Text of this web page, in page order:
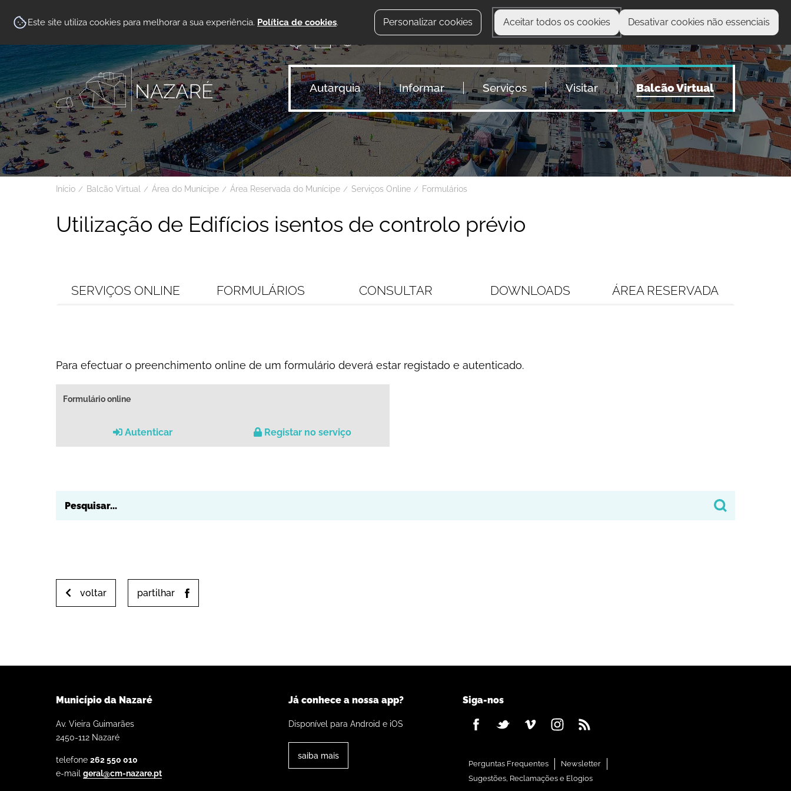
Este site utiliza cookies para melhorar a sua experiência. Política de cookies. Personalizar cookies Aceitar todos os cookies Desativar cookies não essenciais
O que procura?
Autarquia Informar Serviços Visitar Balcão Virtual
Início Balcão Virtual Área do Munícipe Área Reservada do Munícipe Serviços Online Formulários
Utilização de Edifícios isentos de controlo prévio
SERVIÇOS ONLINE FORMULÁRIOS CONSULTAR DOWNLOADS ÁREA RESERVADA
Para efectuar o preenchimento online de um formulário deverá estar registado e autenticado.
Formulário online
Autenticar Registar no serviço
voltar partilhar
Município da Nazaré
Av. Vieira Guimarães
2450-112 Nazaré
telefone 262 550 010
e-mail geral@cm-nazare.pt
Já conhece a nossa app?
Disponível para Android e iOS
saiba mais
Siga-nos
Perguntas Frequentes
Newsletter
Sugestões, Reclamações e Elogios